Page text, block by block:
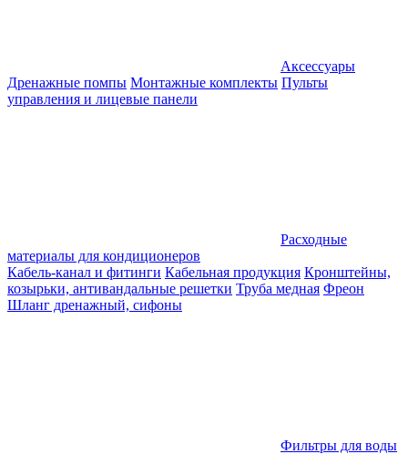
Аксессуары
Дренажные помпы Монтажные комплекты Пульты
управления и лицевые панели
Расходные
материалы для кондиционеров
Кабель-канал и фитинги Кабельная продукция Кронштейны,
козырьки, антивандальные решетки Труба медная Фреон
Шланг дренажный, сифоны
Фильтры для воды